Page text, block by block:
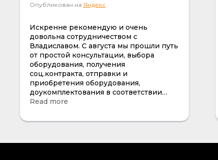
Опубликован на Яндекс
Искренне рекомендую и очень
довольна сотрудничеством с
Владиславом. С августа мы прошли путь
от простой консультации, выбора
оборудования, получения
соц.контракта, отправки и
приобретения оборудования,
доукомплектования в соответствии
моими пожеланиям, обучения,
гарантийного случая , тк не сразу
Read more